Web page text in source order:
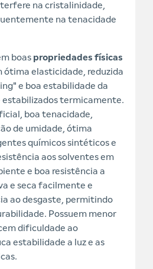
na cristalinidade,
na tenacidade
boas propriedades físicas
ótima elasticidade, reduzida
e boa estabilidade da
estabilizados termicamente.
boa tenacidade,
de umidade, ótima
químicos sintéticos e
aos solventes em
e boa resistência a
e seca facilmente e
ao desgaste, permitindo
Possuem menor
dificuldade ao
estabilidade a luz e as